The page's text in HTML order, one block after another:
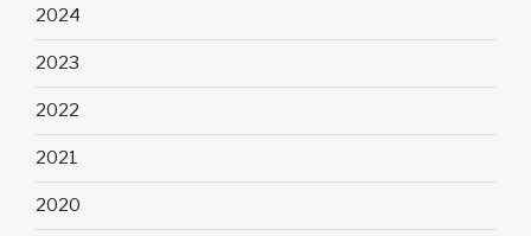
2024
2023
2022
2021
2020